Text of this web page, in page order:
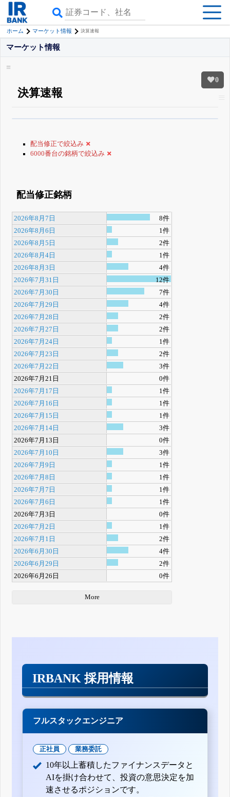
ホーム マーケット情報 決算速報
0
マーケット情報
決算速報
登録すると永久30%OFFと米株版の先行利用も付きます
配当修正で絞込み
6000番台の銘柄で絞込み
配当修正銘柄
2026年8月7日
8件
2026年8月6日
1件
2026年8月5日
2件
2026年8月4日
1件
2026年8月3日
4件
2026年7月31日
12件
2026年7月30日
7件
2026年7月29日
4件
2026年7月28日
2件
2026年7月27日
2件
2026年7月24日
1件
2026年7月23日
2件
2026年7月22日
3件
2026年7月21日
0件
2026年7月17日
1件
2026年7月16日
1件
2026年7月15日
1件
2026年7月14日
3件
2026年7月13日
0件
2026年7月10日
3件
2026年7月9日
1件
2026年7月8日
1件
2026年7月7日
1件
2026年7月6日
1件
2026年7月3日
0件
2026年7月2日
1件
2026年7月1日
2件
2026年6月30日
4件
2026年6月29日
2件
2026年6月26日
0件
More
IRBANK 採用情報
フルスタックエンジニア
正社員 業務委託
10年以上蓄積したファイナンスデータと
AIを掛け合わせて、投資の意思決定を加
速させるポジションです。